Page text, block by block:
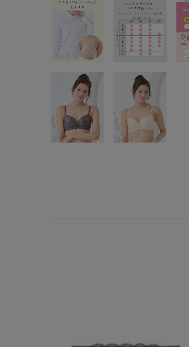
S-AB S-CD
M-AB M-CD
L-AB L-CD
LL-EF